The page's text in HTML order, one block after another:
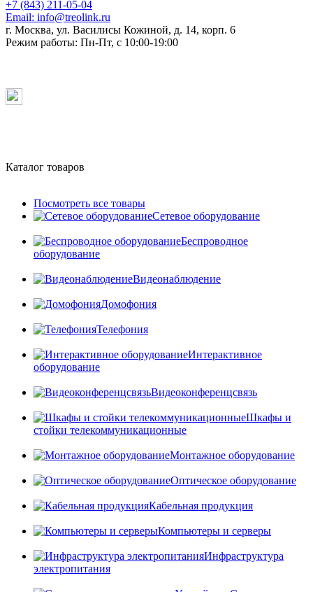
+7 (843) 211-05-04
Email: info@treolink.ru
г. Москва, ул. Василисы Кожиной, д. 14, корп. 6
Режим работы: Пн-Пт, с 10:00-19:00
Каталог товаров
Посмотреть все товары
Сетевое оборудование
Беспроводное
оборудование
Видеонаблюдение
Домофония
Телефония
Интерактивное
оборудование
Видеоконференцсвязь
Шкафы и
стойки телекоммуникационные
Монтажное оборудование
Оптическое оборудование
Кабельная продукция
Компьютеры и серверы
Инфраструктура
электропитания